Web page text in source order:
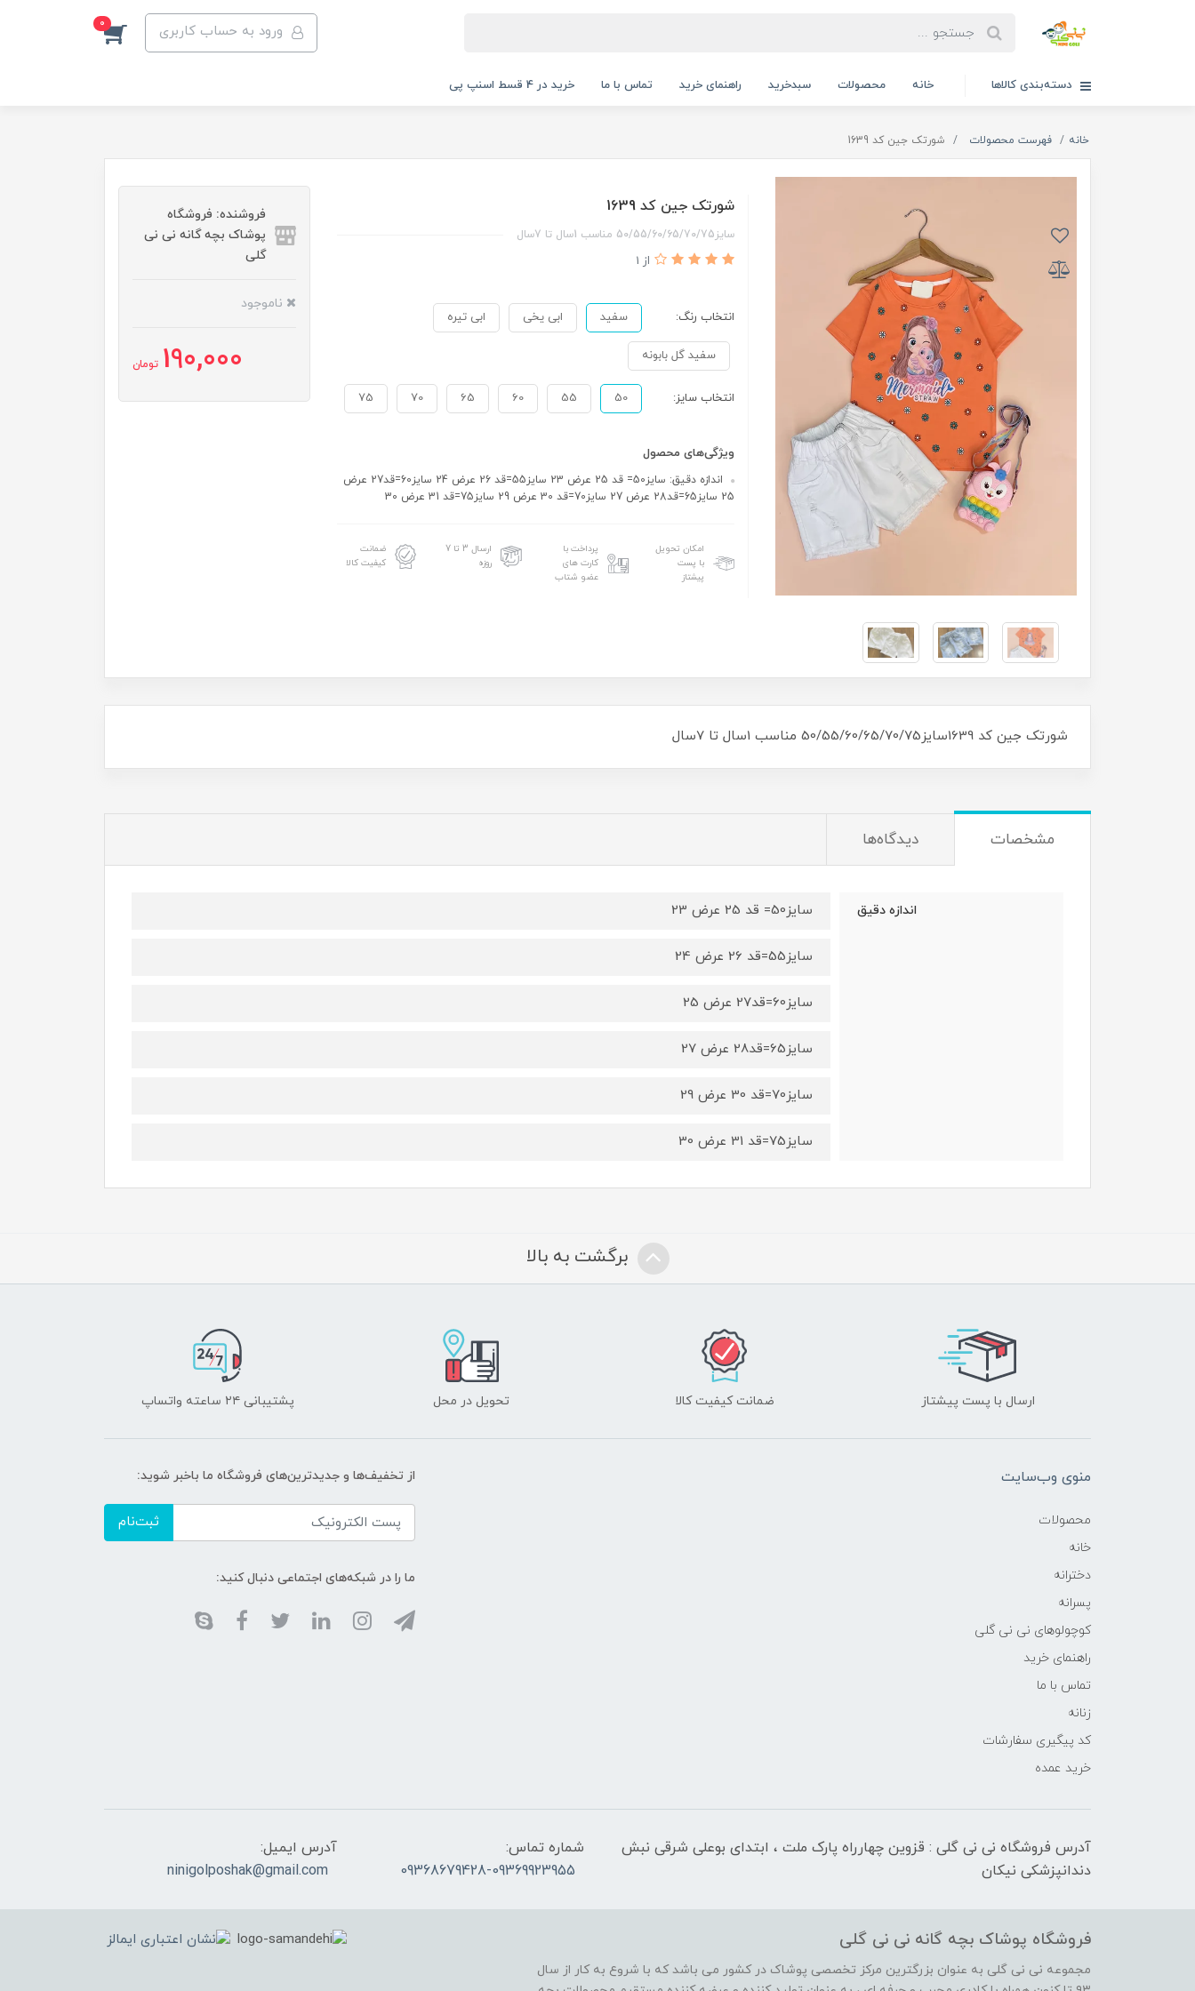
ورود به حساب کاربری 0
دسته‌بندی کالاها خانه محصولات سبدخرید راهنمای خرید تماس با ما خرید در 4 قسط اسنپ پی
خانه فهرست محصولات شورتک جین کد 1639
شورتک جین کد 1639
سایز50/55/60/65/70/75 مناسب 1سال تا 7سال
از 1
انتخاب رنگ: سفید ابی یخی ابی تیره
سفید گل بابونه
انتخاب سایز: 50
55
60
65
70
75
ویژگی‌های محصول
اندازه دقیق: سایز50= قد 25 عرض 23 سایز55=قد 26 عرض 24 سایز60=قد27 عرض
25 سایز65=قد28 عرض 27 سایز70=قد 30 عرض 29 سایز75=قد 31 عرض 30
امکان تحویل
با پست
پیشتاز
پرداخت با
کارت های
عضو شتاب
ارسال 3 تا 7
روزه
ضمانت
کیفیت کالا
فروشنده: فروشگاه
پوشاک بچه گانه نی نی
گلی
ناموجود
190,000 تومان
شورتک جین کد 1639سایز50/55/60/65/70/75 مناسب 1سال تا 7سال
مشخصات دیدگاه‌ها
اندازه دقیق سایز50= قد 25 عرض 23
سایز55=قد 26 عرض 24
سایز60=قد27 عرض 25
سایز65=قد28 عرض 27
سایز70=قد 30 عرض 29
سایز75=قد 31 عرض 30
برگشت به بالا
ارسال با پست پیشتاز ضمانت کیفیت کالا تحویل در محل پشتیبانی ۲۴ ساعته واتساپ
منوی وب‌سایت
محصولات
خانه
دخترانه
پسرانه
کوچولوهای نی نی گلی
راهنمای خرید
تماس با ما
زنانه
کد پیگیری سفارشات
خرید عمده
از تخفیف‌ها و جدیدترین‌های فروشگاه ما باخبر شوید:
ثبت‌نام
ما را در شبکه‌های اجتماعی دنبال کنید:
آدرس فروشگاه نی نی گلی : قزوین چهارراه پارک ملت ، ابتدای بوعلی شرقی نبش
دندانپزشکی نیکان
شماره تماس:
09368679428-09369923955
آدرس ایمیل:
ninigolposhak@gmail.com
فروشگاه پوشاک بچه گانه نی نی گلی
مجموعه نی نی گلی به عنوان بزرگترین مرکز تخصصی پوشاک در کشور می باشد که با شروع به کار از سال